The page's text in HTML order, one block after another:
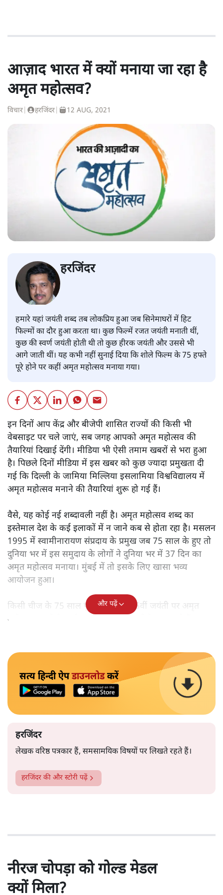
आज़ाद भारत में क्यों मनाया जा रहा है
अमृत महोत्सव?
विचार हरजिंदर 12 AUG, 2021
हरजिंदर
हमारे यहां जयंती शब्द तब लोकप्रिय हुआ जब सिनेमाघरों में हिट
फिल्मों का दौर हुआ करता था। कुछ फिल्में रजत जयंती मनाती थीं,
कुछ की स्वर्ण जयंती होती थी तो कुछ हीरक जयंती और उससे भी
आगे जाती थीं। यह कभी नहीं सुनाई दिया कि शोले फिल्म के 75 हफ्ते
पूरे होने पर कहीं अमृत महोत्सव मनाया गया।
इन दिनों आप केंद्र और बीजेपी शासित राज्यों की किसी भी
वेबसाइट पर चले जाएं, सब जगह आपको अमृत महोत्सव की
तैयारियां दिखाई देंगी। मीडिया भी ऐसी तमाम खबरों से भरा हुआ
है। पिछले दिनों मीडिया में इस खबर को कुछ ज्यादा प्रमुखता दी
गई कि दिल्ली के जामिया मिल्लिया इसलामिया विश्वविद्यालय में
अमृत महोत्सव मनाने की तैयारियां शुरू हो गई हैं।
वैसे, यह कोई नई शब्दावली नहीं है। अमृत महोत्सव शब्द का
इस्तेमाल देश के कई इलाकों में न जाने कब से होता रहा है। मसलन
1995 में स्वामीनारायण संप्रदाय के प्रमुख जब 75 साल के हुए तो
दुनिया भर में इस समुदाय के लोगों ने दुनिया भर में 37 दिन का
अमृत महोत्सव मनाया। मुंबई में तो इसके लिए खासा भव्य
आयोजन हुआ।
किसी चीज के 75 साल पूरे होने पर या 75वीं जयंती पर अमृत
महोत्सव मनाने के कई दूसरे उदाहरण भी खोजे जा सकते हैं।
और पढ़ें
सत्य हिन्दी ऐपडाउनलोडकरें
हरजिंदर
लेखक वरिष्ठ पत्रकार हैं, समसामयिक विषयों पर लिखते रहते हैं।
हरजिंदर की और स्टोरी पढ़ें
नीरज चोपड़ा को गोल्ड मेडल
क्यों मिला?